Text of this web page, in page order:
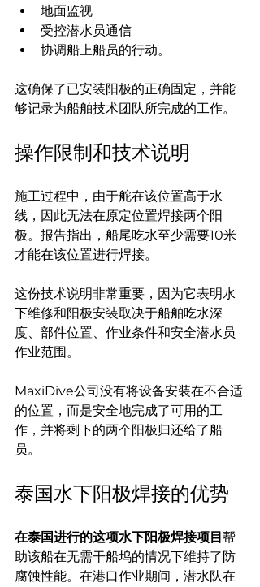
地面监视
受控潜水员通信
协调船上船员的行动。
这确保了已安装阳极的正确固定，并能
够记录为船舶技术团队所完成的工作。
操作限制和技术说明
施工过程中，由于舵在该位置高于水
线，因此无法在原定位置焊接两个阳
极。报告指出，船尾吃水至少需要10米
才能在该位置进行焊接。
这份技术说明非常重要，因为它表明水
下维修和阳极安装取决于船舶吃水深
度、部件位置、作业条件和安全潜水员
作业范围。
MaxiDive公司没有将设备安装在不合适
的位置，而是安全地完成了可用的工
作，并将剩下的两个阳极归还给了船
员。
泰国水下阳极焊接的优势
在泰国进行的这项水下阳极焊接项目帮
助该船在无需干船坞的情况下维持了防
腐蚀性能。在港口作业期间，潜水队在